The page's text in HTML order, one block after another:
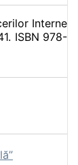
Interne
ISBN 978-